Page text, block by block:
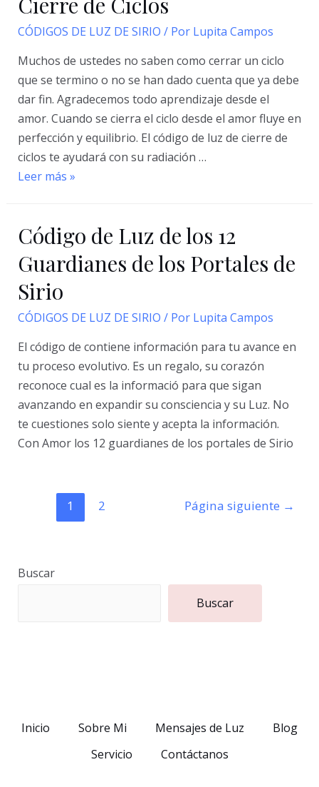
de
Nuevos
Inicios
CÓDIGOS DE LUZ DE SIRIO / Por Lupita Campos
Muchos de ustedes no saben como cerrar un ciclo
que se termino o no se han dado cuenta que ya debe
dar fin. Agradecemos todo aprendizaje desde el
amor. Cuando se cierra el ciclo desde el amor fluye en
perfección y equilibrio. El código de luz de cierre de
ciclos te ayudará con su radiación …
Codigo
de
de
Cierre
de
Leer más »
Código de Luz de los 12
Guardianes de los Portales de
Sirio
CÓDIGOS DE LUZ DE SIRIO / Por Lupita Campos
El código de contiene información para tu avance en
tu proceso evolutivo. Es un regalo, su corazón
reconoce cual es la informació para que sigan
avanzando en expandir su consciencia y su Luz. No
te cuestiones solo siente y acepta la información.
Con Amor los 12 guardianes de los portales de Sirio
1 2 Página siguiente →
Buscar
Buscar
Inicio Sobre Mi Mensajes de Luz
Blog
Servicio
Contáctanos